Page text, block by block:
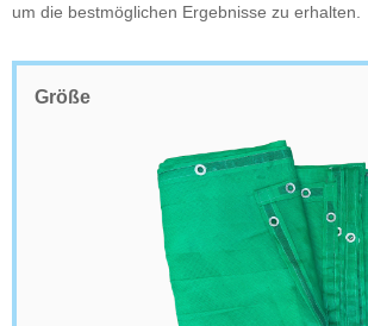
um die bestmöglichen Ergebnisse zu erhalten.
Größe